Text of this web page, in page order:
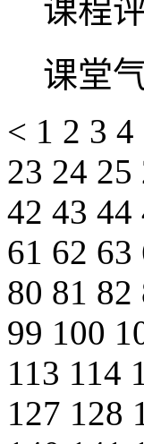
课程
课堂
< 1 2 3 4
23 24 25
42 43 44
61 62 63
80 81 82
99 100
113 114
127 128